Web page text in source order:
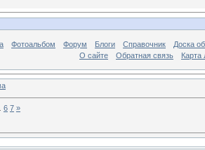
Фотоальбом Форум Блоги Справочник
Доска
О сайте
Обратная связь Карта
6 7 »